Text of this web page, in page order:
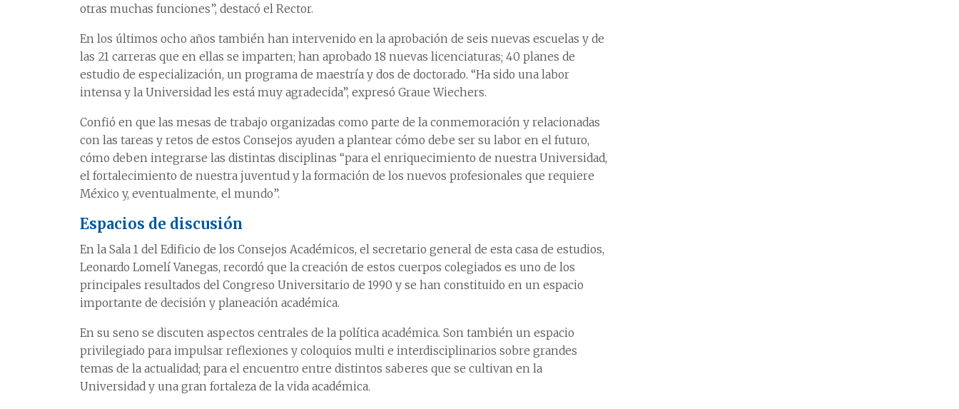
otras muchas funciones”, destacó el Rector.
En los últimos ocho años también han intervenido en la aprobación de seis nuevas escuelas y de
las 21 carreras que en ellas se imparten; han aprobado 18 nuevas licenciaturas; 40 planes de
estudio de especialización, un programa de maestría y dos de doctorado. “Ha sido una labor
intensa y la Universidad les está muy agradecida”, expresó Graue Wiechers.
Confió en que las mesas de trabajo organizadas como parte de la conmemoración y relacionadas
con las tareas y retos de estos Consejos ayuden a plantear cómo debe ser su labor en el futuro,
cómo deben integrarse las distintas disciplinas “para el enriquecimiento de nuestra Universidad,
el fortalecimiento de nuestra juventud y la formación de los nuevos profesionales que requiere
México y, eventualmente, el mundo”.
Espacios de discusión
En la Sala 1 del Edificio de los Consejos Académicos, el secretario general de esta casa de estudios,
Leonardo Lomelí Vanegas, recordó que la creación de estos cuerpos colegiados es uno de los
principales resultados del Congreso Universitario de 1990 y se han constituido en un espacio
importante de decisión y planeación académica.
En su seno se discuten aspectos centrales de la política académica. Son también un espacio
privilegiado para impulsar reflexiones y coloquios multi e interdisciplinarios sobre grandes
temas de la actualidad; para el encuentro entre distintos saberes que se cultivan en la
Universidad y una gran fortaleza de la vida académica.